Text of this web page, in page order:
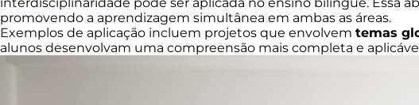
promovendo a aprendizagem simultânea em ambas as áreas.
Exemplos de aplicação incluem projetos que envolvem temas
alunos desenvolvam uma compreensão mais completa e